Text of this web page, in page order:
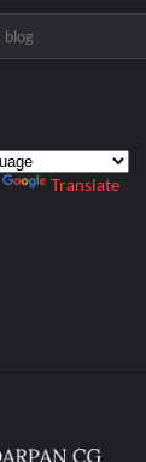
Translate